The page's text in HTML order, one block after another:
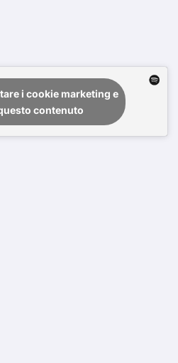
i cookie marketing e
contenuto